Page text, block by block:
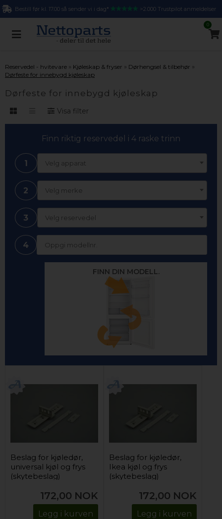
Bestill før kl. 17.00 så sender vi i dag* >2.000 Trustpilot anmeldelser
0
Reservedel - hvitevare » Kjøleskap & fryser » Dørhengsel & tilbehør »
Dørfeste for innebygd kjøleskap
Dørfeste for innebygd kjøleskap
Visa filter
Finn riktig reservedel i 4 raske trinn
1 Velg apparat
2 Velg merke
3 Velg reservedel
4
FINN DIN MODELL.
Beslag for kjøledør,
universal kjøl og frys
(skytebeslag)
172,00 NOK
Legg i kurven
Beslag for kjøledør,
Ikea kjøl og frys
(skytebeslag)
172,00 NOK
Legg i kurven